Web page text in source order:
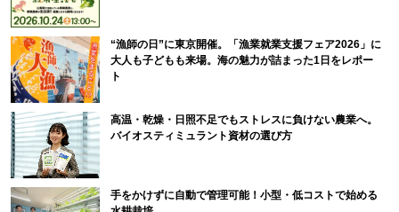
“漁師の日”に東京開催。「漁業就業支援フェア2026」に
大人も子どもも来場。海の魅力が詰まった1日をレポー
ト
高温・乾燥・日照不足でもストレスに負けない農業へ。
バイオスティミュラント資材の選び方
手をかけずに自動で管理可能！小型・低コストで始める